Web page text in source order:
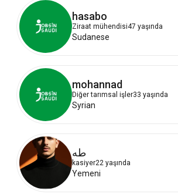
hasabo
Ziraat mühendisi47 yaşında
Sudanese
mohannad
Diğer tarımsal işler33 yaşında
Syrian
طه
kasiyer22 yaşında
Yemeni